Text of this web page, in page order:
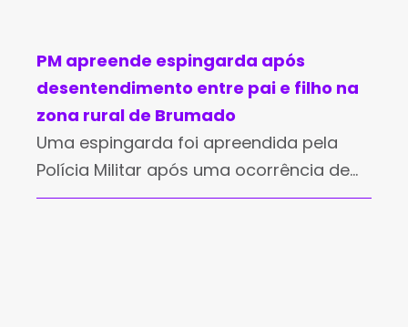
PM apreende espingarda após
desentendimento entre pai e filho na
zona rural de Brumado
Uma espingarda foi apreendida pela
Polícia Militar após uma ocorrência de
ameaça registrada na madrugada